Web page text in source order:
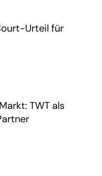
Urteil für
TWT als